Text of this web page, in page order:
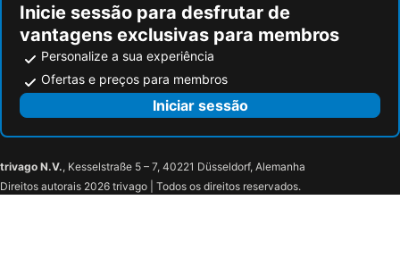
Inicie sessão para desfrutar de
vantagens exclusivas para membros
Personalize a sua experiência
Ofertas e preços para membros
Iniciar sessão
trivago N.V., Kesselstraße 5 – 7, 40221 Düsseldorf, Alemanha
Direitos autorais 2026 trivago | Todos os direitos reservados.